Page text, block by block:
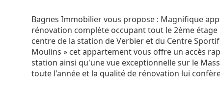
Bagnes Immobilier vous propose : Magnifique
rénovation complète occupant tout le 2ème
centre de la station de Verbier et du Centre
Moulins » cet appartement vous offre un accès
station ainsi qu'une vue exceptionnelle sur le
toute l'année et la qualité de rénovation lui